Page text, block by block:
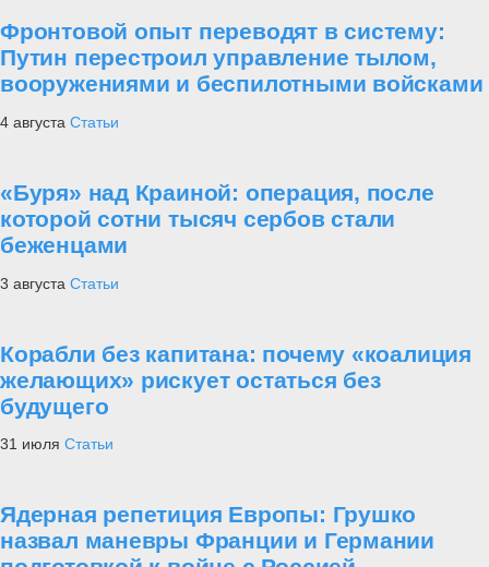
Фронтовой опыт переводят в систему:
Путин перестроил управление тылом,
вооружениями и беспилотными войсками
4 августа Статьи
«Буря» над Краиной: операция, после
которой сотни тысяч сербов стали
беженцами
3 августа Статьи
Корабли без капитана: почему «коалиция
желающих» рискует остаться без
будущего
31 июля Статьи
Ядерная репетиция Европы: Грушко
назвал маневры Франции и Германии